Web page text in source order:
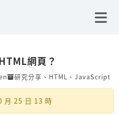
網頁？
研究分享 、 HTML 、 JavaScript
月 25 日 13 時